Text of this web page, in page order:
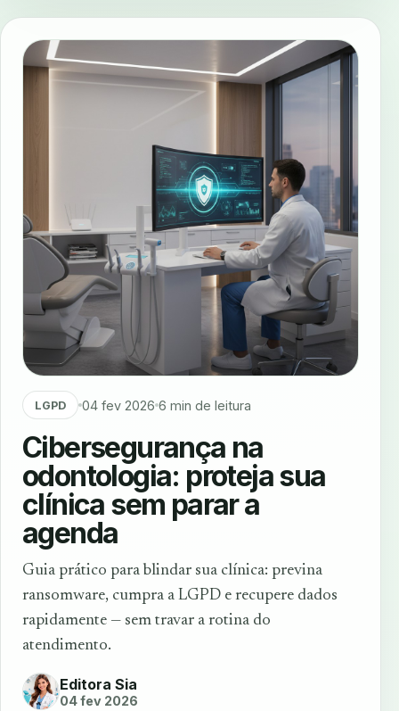
LGPD 04 fev 2026 6 min de leitura
Cibersegurança na
odontologia: proteja sua
clínica sem parar a
agenda
Guia prático para blindar sua clínica: previna
ransomware, cumpra a LGPD e recupere dados
rapidamente — sem travar a rotina do
atendimento.
Editora Sia
04 fev 2026